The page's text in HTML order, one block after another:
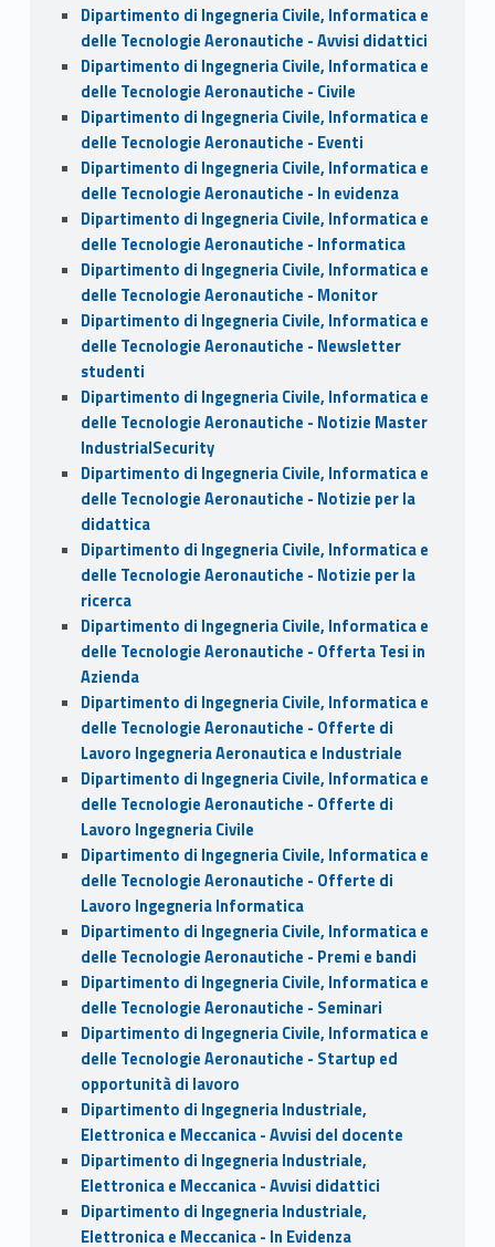
Dipartimento di Ingegneria Civile, Informatica e
delle Tecnologie Aeronautiche - Avvisi didattici
Dipartimento di Ingegneria Civile, Informatica e
delle Tecnologie Aeronautiche - Civile
Dipartimento di Ingegneria Civile, Informatica e
delle Tecnologie Aeronautiche - Eventi
Dipartimento di Ingegneria Civile, Informatica e
delle Tecnologie Aeronautiche - In evidenza
Dipartimento di Ingegneria Civile, Informatica e
delle Tecnologie Aeronautiche - Informatica
Dipartimento di Ingegneria Civile, Informatica e
delle Tecnologie Aeronautiche - Monitor
Dipartimento di Ingegneria Civile, Informatica e
delle Tecnologie Aeronautiche - Newsletter
studenti
Dipartimento di Ingegneria Civile, Informatica e
delle Tecnologie Aeronautiche - Notizie Master
IndustrialSecurity
Dipartimento di Ingegneria Civile, Informatica e
delle Tecnologie Aeronautiche - Notizie per la
didattica
Dipartimento di Ingegneria Civile, Informatica e
delle Tecnologie Aeronautiche - Notizie per la
ricerca
Dipartimento di Ingegneria Civile, Informatica e
delle Tecnologie Aeronautiche - Offerta Tesi in
Azienda
Dipartimento di Ingegneria Civile, Informatica e
delle Tecnologie Aeronautiche - Offerte di
Lavoro Ingegneria Aeronautica e Industriale
Dipartimento di Ingegneria Civile, Informatica e
delle Tecnologie Aeronautiche - Offerte di
Lavoro Ingegneria Civile
Dipartimento di Ingegneria Civile, Informatica e
delle Tecnologie Aeronautiche - Offerte di
Lavoro Ingegneria Informatica
Dipartimento di Ingegneria Civile, Informatica e
delle Tecnologie Aeronautiche - Premi e bandi
Dipartimento di Ingegneria Civile, Informatica e
delle Tecnologie Aeronautiche - Seminari
Dipartimento di Ingegneria Civile, Informatica e
delle Tecnologie Aeronautiche - Startup ed
opportunità di lavoro
Dipartimento di Ingegneria Industriale,
Elettronica e Meccanica - Avvisi del docente
Dipartimento di Ingegneria Industriale,
Elettronica e Meccanica - Avvisi didattici
Dipartimento di Ingegneria Industriale,
Elettronica e Meccanica - In Evidenza